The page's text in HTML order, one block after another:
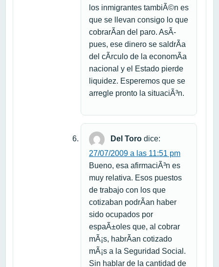
los inmigrantes tambiÃ©n es
que se llevan consigo lo que
cobrarÃ­an del paro. AsÃ­
pues, ese dinero se saldrÃ­a
del cÃ­rculo de la economÃ­a
nacional y el Estado pierde
liquidez. Esperemos que se
arregle pronto la situaciÃ³n.
Del Toro dice:
27/07/2009 a las 11:51 pm
Bueno, esa afirmaciÃ³n es
muy relativa. Esos puestos
de trabajo con los que
cotizaban podrÃ­an haber
sido ocupados por
espaÃ±oles que, al cobrar
mÃ¡s, habrÃ­an cotizado
mÃ¡s a la Seguridad Social.
Sin hablar de la cantidad de